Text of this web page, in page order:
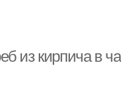
из кирпича в